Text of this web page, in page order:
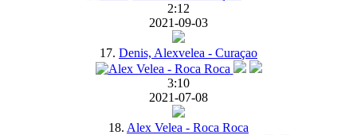
2:12
2021-09-03
17. Denis, Alexvelea - Curaçao
3:10
2021-07-08
18. Alex Velea - Roca Roca